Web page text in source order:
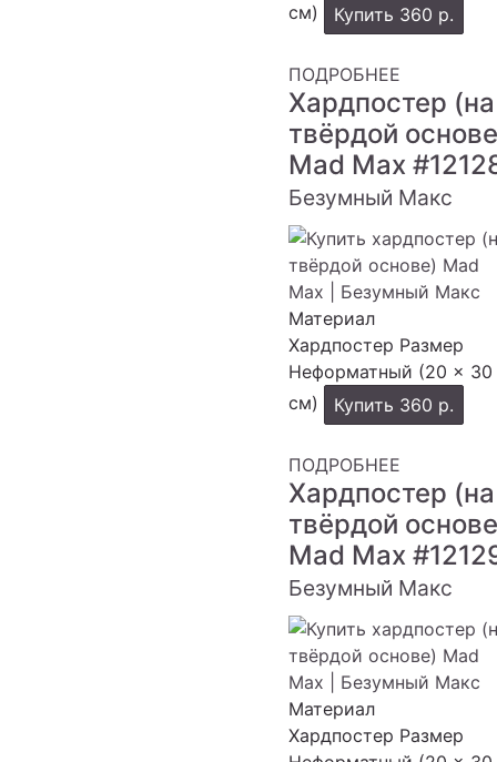
см)
Купить 360 р.
ПОДРОБНЕЕ
Хардпостер (на
твёрдой
Mad Max
Безумный Макс
Материал
Хардпостер Размер
Неформатный (20 × 30
см)
Купить 360 р.
ПОДРОБНЕЕ
Хардпостер (на
твёрдой
Mad Max
Безумный Макс
Материал
Хардпостер Размер